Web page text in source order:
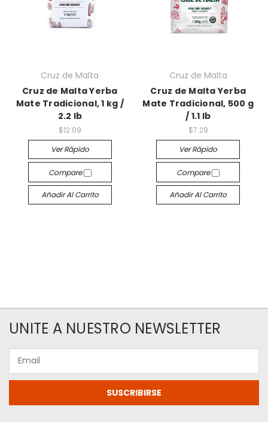
Cruz de Malta
Cruz de Malta Yerba
Mate Tradicional, 1 kg /
2.2 lb
$12.09
Ver Rápido
Compare
Añadir Al Carrito
Cruz de Malta
Cruz de Malta Yerba
Mate Tradicional, 500 g
/ 1.1 lb
$7.29
Ver Rápido
Compare
Añadir Al Carrito
UNITE A NUESTRO NEWSLETTER